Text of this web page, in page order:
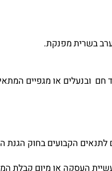
חם ובנעלים או מגפיים
רשאי לקוח לבטל בכתב את העסקה, בתוך 14 יום מיום עשיית